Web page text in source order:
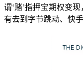
谓‘赌’指押宝期权变
有去到字节跳动、快手